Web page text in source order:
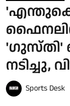
'ഗുസ്തി'
നടിച്ചു,
Sports Desk